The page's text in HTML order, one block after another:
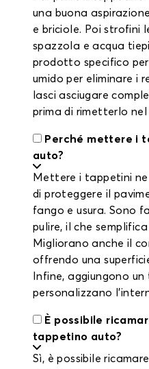
una buona
e briciole. Poi strofini
spazzola e acqua
prodotto specifico
umido per eliminare i
lasci asciugare
prima di rimetterlo nel
Perché mettere i
auto?
Mettere i tappetini
di proteggere il
fango e usura. Sono
pulire, il che
Migliorano anche il
offrendo una
Infine, aggiungono
personalizzano
È possibile
tappetino auto?
Sì, è possibile